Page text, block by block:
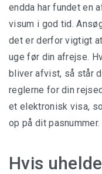
endda har fundet en
visum i god tid.
det er derfor vigtigt
uge før din afrejse.
bliver afvist, så står
reglerne for din
et elektronisk visa,
op på dit pasnummer.
Hvis